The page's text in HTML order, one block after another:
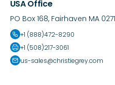
USA Office
PO Box 168, Fairhaven MA
+1 (888)472-8290
+1 (508)217-3061
us-sales@christiegrey.com